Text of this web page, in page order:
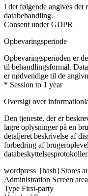
I det følgende angives det
databehandling.
Consent under GDPR
Opbevaringsperiode
Opbevaringsperioden er
til behandlingsformål.
er nødvendige til de
* Session to 1 year
Oversigt over
Den tjeneste, der er
lagre oplysninger på en
detaljeret beskrivelse af
forbedring af
databeskyttelsesprotokoller.
wordpress_[hash] Stores
Administration Screen
Type First-party